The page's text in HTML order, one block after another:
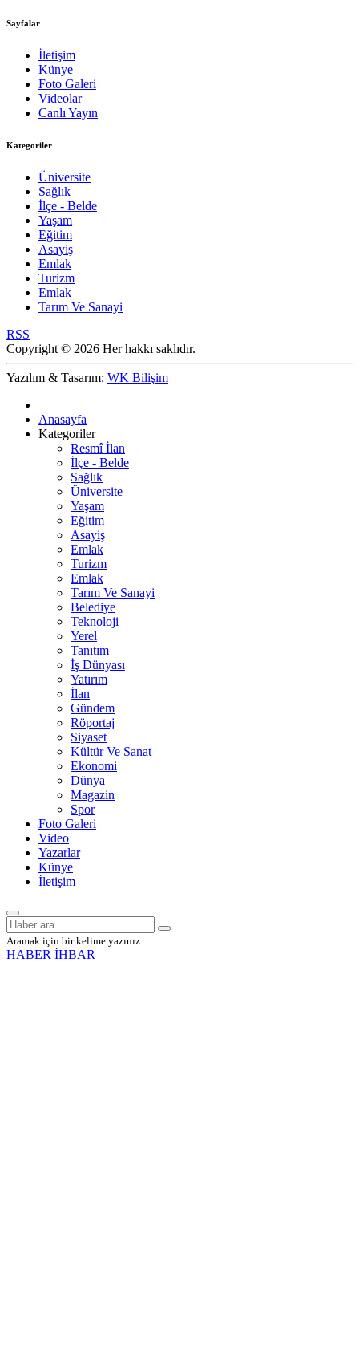
Sayfalar
İletişim
Künye
Foto Galeri
Videolar
Canlı Yayın
Kategoriler
Üniversite
Sağlık
İlçe - Belde
Yaşam
Eğitim
Asayiş
Emlak
Turizm
Emlak
Tarım Ve Sanayi
RSS
Copyright © 2026 Her hakkı saklıdır.
Yazılım & Tasarım: WK Bilişim
Anasayfa
Kategoriler
Resmî İlan
İlçe - Belde
Sağlık
Üniversite
Yaşam
Eğitim
Asayiş
Emlak
Turizm
Emlak
Tarım Ve Sanayi
Belediye
Teknoloji
Yerel
Tanıtım
İş Dünyası
Yatırım
İlan
Gündem
Röportaj
Siyaset
Kültür Ve Sanat
Ekonomi
Dünya
Magazin
Spor
Foto Galeri
Video
Yazarlar
Künye
İletişim
Aramak için bir kelime yazınız.
HABER İHBAR